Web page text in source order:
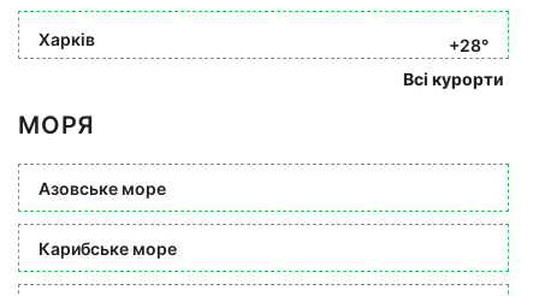
Харків
+28°
Всі курорти
МОРЯ
Азовське море
Карибське море